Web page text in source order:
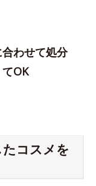
合わせて処分
OK
コスメを